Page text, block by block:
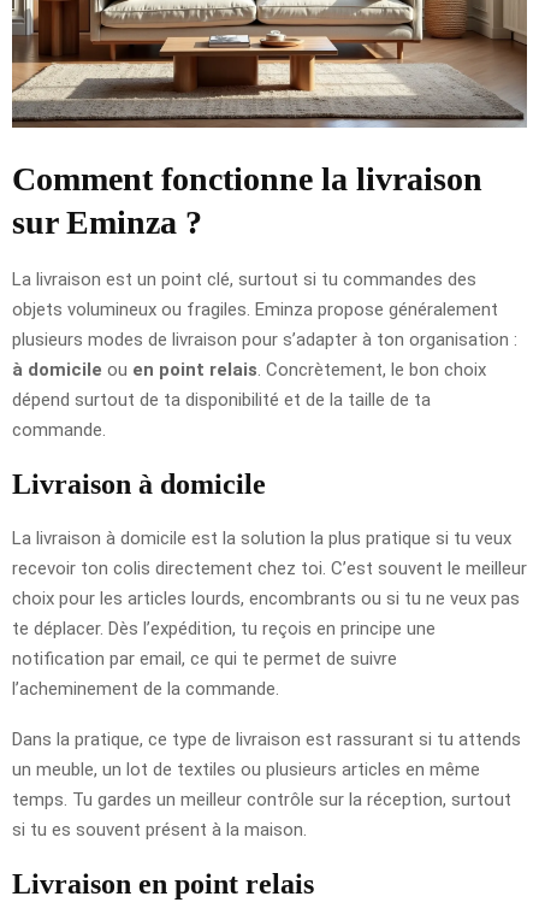
Comment fonctionne la livraison
sur Eminza ?
La livraison est un point clé, surtout si tu commandes des
objets volumineux ou fragiles. Eminza propose généralement
plusieurs modes de livraison pour s’adapter à ton organisation :
à domicile ou en point relais. Concrètement, le bon choix
dépend surtout de ta disponibilité et de la taille de ta
commande.
Livraison à domicile
La livraison à domicile est la solution la plus pratique si tu veux
recevoir ton colis directement chez toi. C’est souvent le meilleur
choix pour les articles lourds, encombrants ou si tu ne veux pas
te déplacer. Dès l’expédition, tu reçois en principe une
notification par email, ce qui te permet de suivre
l’acheminement de la commande.
Dans la pratique, ce type de livraison est rassurant si tu attends
un meuble, un lot de textiles ou plusieurs articles en même
temps. Tu gardes un meilleur contrôle sur la réception, surtout
si tu es souvent présent à la maison.
Livraison en point relais